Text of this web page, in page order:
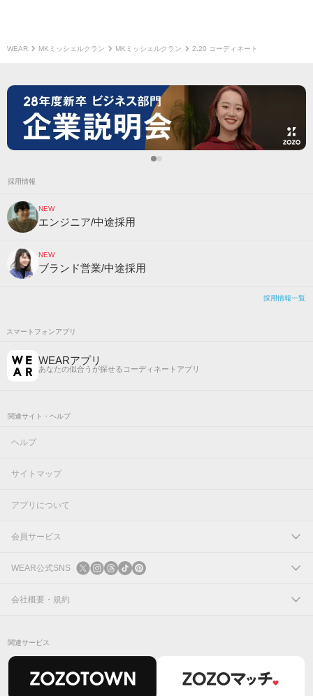
WEAR MKミッシェルクラン MKミッシェルクラン 2.20 コーディネート
採用情報
NEW
エンジニア/中途採用
NEW
ブランド営業/中途採用
採用情報一覧
スマートフォンアプリ
WEARアプリ
あなたの似合うが探せるコーディネートアプリ
関連サイト・ヘルプ
ヘルプ
サイトマップ
アプリについて
会員サービス
ログイン
新規会員登録
WEAR公式SNS
X
会社概要・規約
関連サービス